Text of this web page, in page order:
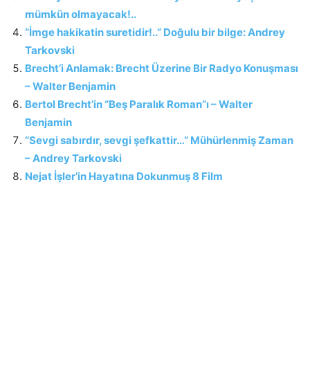
mümkün olmayacak!..
“İmge hakikatin suretidir!..” Doğulu bir bilge: Andrey
Tarkovski
Brecht’i Anlamak: Brecht Üzerine Bir Radyo Konuşması
– Walter Benjamin
Bertol Brecht’in “Beş Paralık Roman”ı – Walter
Benjamin
“Sevgi sabırdır, sevgi şefkattir…” Mühürlenmiş Zaman
– Andrey Tarkovski
Nejat İşler’in Hayatına Dokunmuş 8 Film